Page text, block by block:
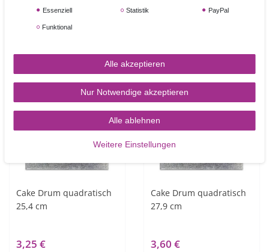
2,90 €
Cake Drum quadratisch
25,4 cm
3,25 €
Cake Drum quadratisch
27,9 cm
3,60 €
Essenziell Statistik PayPal
Funktional
Alle akzeptieren
Nur Notwendige akzeptieren
Alle ablehnen
Weitere Einstellungen